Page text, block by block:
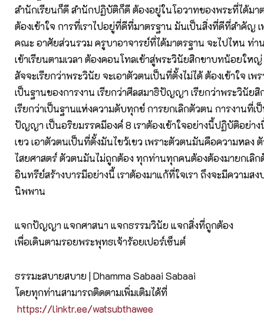
สำนักเรียนก็ดี สำนักปฏิบัติก็ดี ต้องอยู่ในโอวาทของพระที่ได้มา
ต้องเข้าใจ การที่เราไปอยู่ที่ดีที่มาตรฐาน มันเป็นสิ่งที่ดีที่สำคัญ
คณะ อาศัยส่วนรวม ครูบาอาจารย์ที่ได้มาตรฐาน จะไปไหน ท่า
เข้าเรียนตามเวลา ต้องคอนโทลเข้าสู่พระวินัยสิกขาบทน้อยให
สัจจะเรียกว่าพระวินัย จะเอาตัวตนเป็นที่ตั้งไม่ได้ ต้องเข้าใจ เพ
เป็นฐานของการงาน เรียกว่าศีลสมาธิปัญญา เรียกว่าพระวินั
เรียกว่าเป็นฐานแห่งความดับทุกข์ การยกเลิกตัวตน การงานที่เ
ปัญญา เป็นอริยมรรคมีองค์ 8 เราต้องเข้าใจอย่างนี้ปฏิบัติอย่างนี้
เขว เอาตัวตนเป็นที่ตั้งมันไขว้เขว เพราะตัวตนมันคือความหลง
ไสยศาสตร์ ตัวตนมันไม่ถูกต้อง ทุกท่านทุกคนต้องต้องมายกเลิ
อินทรีย์สร้างบารมีอย่างนี้ เราต้องมาแก้ที่ใจเรา ถึงจะมีความสง
นิพพาน
แจกปัญญา แจกศาสนา แจกธรรมวินัย แจกสิ่งที่ถูกต้อง
เพื่อเดินตามรอยพระพุทธเจ้าร้อยเปอร์เซ็นต์
ธรรมะสบายสบาย | Dhamma Sabaai Sabaai
โดยทุกท่านสามารถติดตามเพิ่มเติมได้ที่
https://linktr.ee/watsubthawee